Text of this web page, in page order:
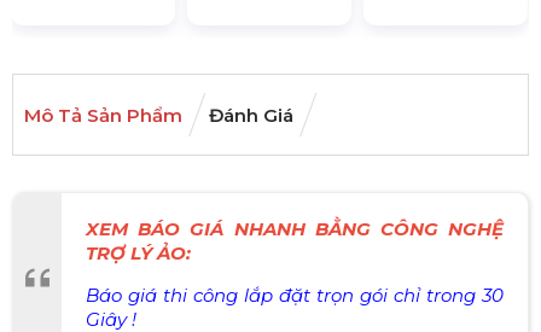
Mô Tả Sản Phẩm Đánh Giá
XEM BÁO GIÁ NHANH BẰNG CÔNG NGHỆ
TRỢ LÝ ẢO:
Báo giá thi công lắp đặt trọn gói chỉ trong 30
Giây !